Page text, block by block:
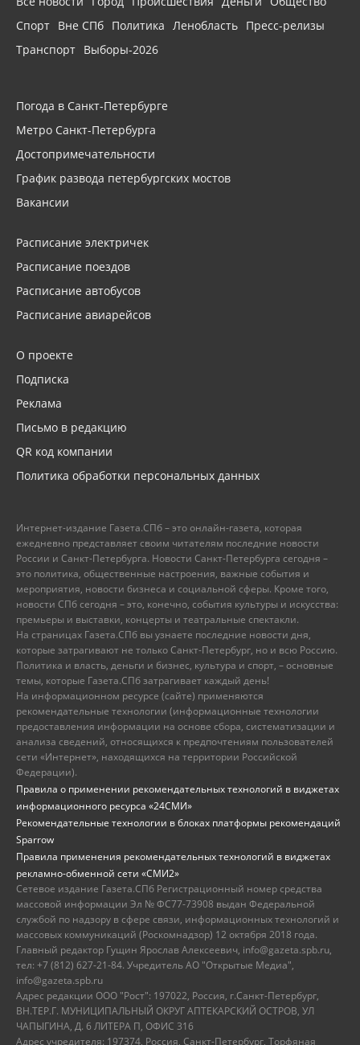
Спорт Вне СПб Политика Ленобласть Пресс-релизы
Транспорт Выборы-2026
Погода в Санкт-Петербурге
Метро Санкт-Петербурга
Достопримечательности
График развода петербургских мостов
Вакансии
Расписание электричек
Расписание поездов
Расписание автобусов
Расписание авиарейсов
О проекте
Подписка
Реклама
Письмо в редакцию
QR код компании
Политика обработки персональных данных
Интернет-издание Газета.СПб – это онлайн-газета, которая
ежедневно представляет своим читателям последние новости
России и Санкт-Петербурга. Новости Санкт-Петербурга сегодня –
это политика, общественные настроения, важные события и
мероприятия, новости бизнеса и социальной сферы. Кроме того,
новости СПб сегодня – это, конечно, события культуры и искусства:
премьеры и выставки, концерты и театральные спектакли.
На страницах Газета.СПб вы узнаете последние новости дня,
которые затрагивают не только Санкт-Петербург, но и всю Россию.
Политика и власть, деньги и бизнес, культура и спорт, – основные
темы, которые Газета.СПб затрагивает каждый день!
На информационном ресурсе (сайте) применяются
рекомендательные технологии (информационные технологии
предоставления информации на основе сбора, систематизации и
анализа сведений, относящихся к предпочтениям пользователей
сети «Интернет», находящихся на территории Российской
Федерации).
Правила о применении рекомендательных технологий в виджетах
информационного ресурса «24СМИ»
Рекомендательные технологии в блоках платформы рекомендаций
Sparrow
Правила применения рекомендательных технологий в виджетах
рекламно-обменной сети «СМИ2»
Сетевое издание Газета.СПб Регистрационный номер средства
массовой информации Эл № ФС77-73908 выдан Федеральной
службой по надзору в сфере связи, информационных технологий и
массовых коммуникаций (Роскомнадзор) 12 октября 2018 года.
Главный редактор Гущин Ярослав Алексеевич, info@gazeta.spb.ru,
тел: +7 (812) 627-21-84. Учредитель АО "Открытые Медиа",
info@gazeta.spb.ru
Адрес редакции ООО "Рост": 197022, Россия, г.Санкт-Петербург,
ВН.ТЕР.Г. МУНИЦИПАЛЬНЫЙ ОКРУГ АПТЕКАРСКИЙ ОСТРОВ, УЛ
ЧАПЫГИНА, Д. 6 ЛИТЕРА П, ОФИС 316
Адрес учредителя: 197374, Россия, Санкт-Петербург, Торфяная